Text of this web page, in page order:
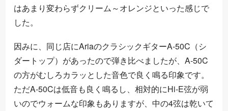
はあまり変わらずクリーム～オレンジといった感じで
した。
因みに、同じ店にAriaのクラシックギターA-50C（シ
ダートップ）があったので弾き比べましたが、A-50C
の方がむしろカラッとした音色で良く鳴る印象です。
ただA-50Cは低音も良く鳴るし、相対的にHi-E弦が弱
いのでウォームな印象もありますが、中の4弦は乾いて